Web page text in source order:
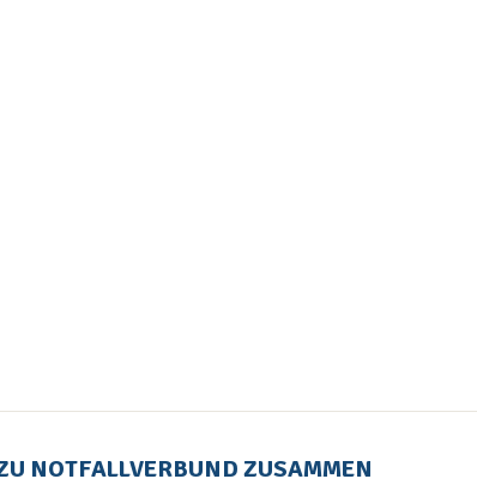
NOTFALLVERBUND ZUSAMMEN